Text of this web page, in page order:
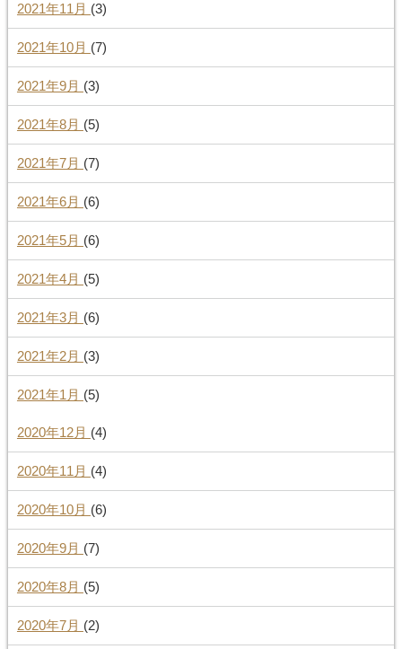
2021年11月 (3)
2021年10月 (7)
2021年9月 (3)
2021年8月 (5)
2021年7月 (7)
2021年6月 (6)
2021年5月 (6)
2021年4月 (5)
2021年3月 (6)
2021年2月 (3)
2021年1月 (5)
2020年12月 (4)
2020年11月 (4)
2020年10月 (6)
2020年9月 (7)
2020年8月 (5)
2020年7月 (2)